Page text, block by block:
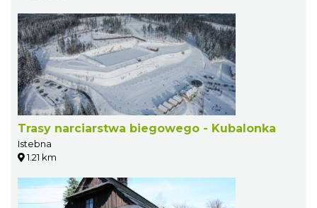
Trasy narciarstwa biegowego - Kubalonka
Istebna
1.21 km